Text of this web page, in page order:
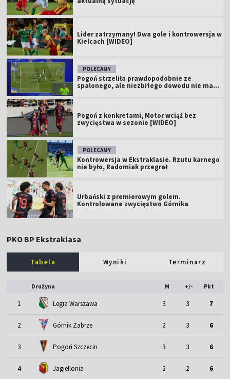
Lider zatrzymany! Dwa gole i kontrowersja w
Kielcach [WIDEO]
POLECAMY
Pogoń strzeliła prawdopodobnie ze
spalonego, ale niezbitego dowodu nie ma...
Pogoń z konkretami, Motor wciąż bez
zwycięstwa w sezonie [WIDEO]
POLECAMY
Kontrowersja w Ekstraklasie. Rzutu karnego
nie było, Radomiak przegrał
Urbański z premierowym golem.
Kontrolowane zwycięstwo Górnika
PKO BP Ekstraklasa
Tabela Wyniki Terminarz
Drużyna M +/- Pkt
1 Legia Warszawa 3 3 7
2 Górnik Zabrze 2 3 6
3 Pogoń Szczecin 3 3 6
4 Jagiellonia 2 2 6